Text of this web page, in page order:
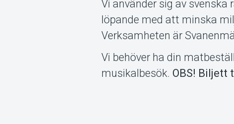
Vi använder sig av svenska
löpande med att minska
Verksamheten är
Vi behöver ha din
musikalbesök. OBS! Biljett